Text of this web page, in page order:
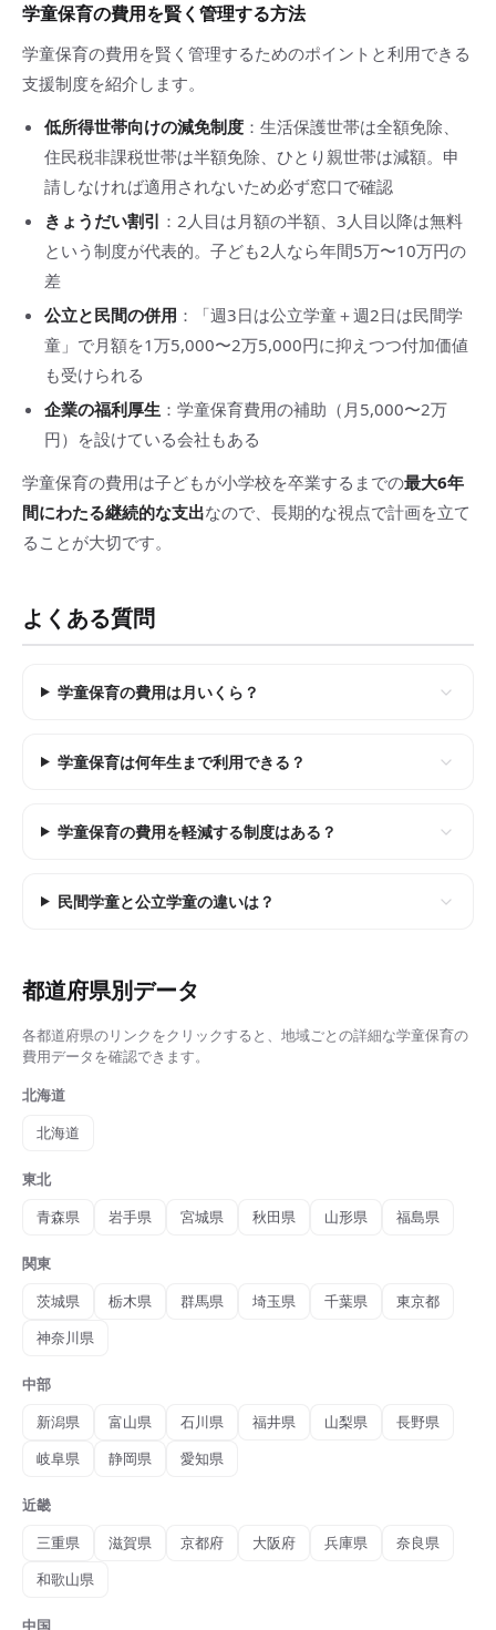
学童保育の費用を賢く管理する方法
学童保育の費用を賢く管理するためのポイントと利用できる
支援制度を紹介します。
低所得世帯向けの減免制度 ：生活保護世帯は全額免除、
住民税非課税世帯は半額免除、ひとり親世帯は減額。申
請しなければ適用されないため必ず窓口で確認
きょうだい割引 ：2人目は月額の半額、3人目以降は無料
という制度が代表的。子ども2人なら年間5万〜10万円の
差
公立と民間の併用 ：「週3日は公立学童＋週2日は民間学
童」で月額を1万5,000〜2万5,000円に抑えつつ付加価値
も受けられる
企業の福利厚生 ：学童保育費用の補助（月5,000〜2万
円）を設けている会社もある
学童保育の費用は子どもが小学校を卒業するまでの最大6年
間にわたる継続的な支出なので、長期的な視点で計画を立て
ることが大切です。
よくある質問
学童保育の費用は月いくら？
学童保育は何年生まで利用できる？
学童保育の費用を軽減する制度はある？
民間学童と公立学童の違いは？
都道府県別データ
各都道府県のリンクをクリックすると、地域ごとの詳細な学童保育の
費用データを確認できます。
北海道
北海道
東北
青森県
岩手県 宮城県 秋田県 山形県 福島県
関東
茨城県
栃木県 群馬県 埼玉県 千葉県
東京都
神奈川県
中部
新潟県
富山県 石川県 福井県 山梨県
長野県
岐阜県
静岡県 愛知県
近畿
三重県
滋賀県 京都府 大阪府 兵庫県
奈良県
和歌山県
中国